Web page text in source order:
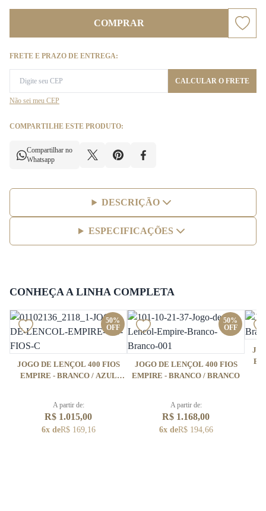
COMPRAR
FRETE E PRAZO DE ENTREGA:
CALCULAR O FRETE
Não sei meu CEP
COMPARTILHE ESTE PRODUTO:
Compartilhar no
Whatsapp
DESCRIÇÃO
ESPECIFICAÇÕES
CONHEÇA A LINHA COMPLETA
50%
OFF
JOGO DE LENÇOL 400 FIOS
EMPIRE - BRANCO / AZUL
A partir de:
R$ 1.015,00
6x deR$ 169,16
50%
OFF
JOGO DE LENÇOL 400 FIOS
EMPIRE - BRANCO / BRANCO
A partir de:
R$ 1.168,00
6x deR$ 194,66